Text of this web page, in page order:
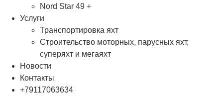
Nord Star 49 +
Услуги
Транспортировка яхт
Строительство моторных, парусных яхт,
суперяхт и мегаяхт
Новости
Контакты
+79117063634